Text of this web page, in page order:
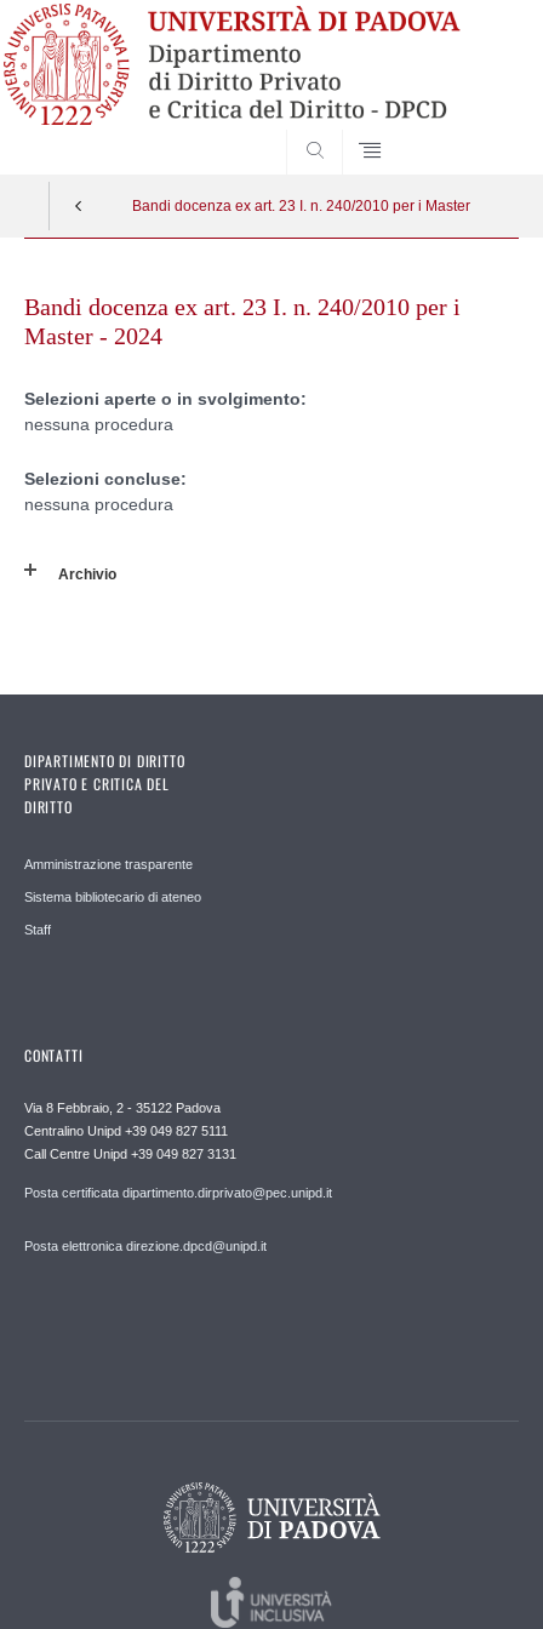
Bandi docenza ex art. 23 I. n. 240/2010 per i Master
contentBandi docenza ex art. 23 I. n. 240/2010 per i
Master - 2024
Selezioni aperte o in svolgimento:
nessuna procedura
Selezioni concluse:
nessuna procedura
Archivio
DIPARTIMENTO DI DIRITTO
PRIVATO E CRITICA DEL
DIRITTO
Amministrazione trasparente
Sistema bibliotecario di ateneo
Staff
CONTATTI
Via 8 Febbraio, 2 - 35122 Padova
Centralino Unipd +39 049 827 5111
Call Centre Unipd +39 049 827 3131
Posta certificata dipartimento.dirprivato@pec.unipd.it
Posta elettronica direzione.dpcd@unipd.it